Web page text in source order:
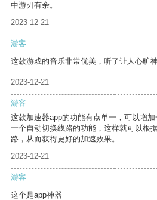
中游刃有余。
2023-12-21
游客
这款游戏的音乐非常优美，听了让人心旷神
2023-12-21
游客
这款加速器app的功能有点单一，可以增
一个自动切换线路的功能，这样就可以根
路，从而获得更好的加速效果。
2023-12-21
游客
这个是app神器